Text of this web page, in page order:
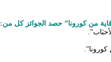
من كورونا” حصد الجوائز كل من: